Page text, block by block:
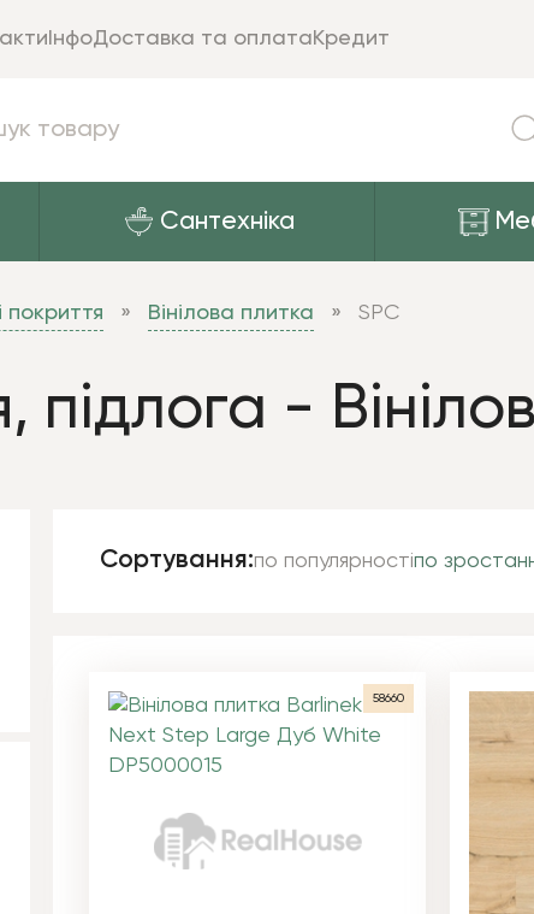
Сантехніка
ІнфоДоставка та оплатаКредит
покриття Вінілова плитка SPC
підлога -
Сортування:по популярностіпо
58660